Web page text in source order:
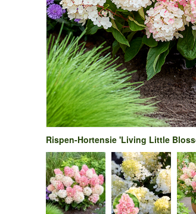
Rispen-Hortensie 'Living Little